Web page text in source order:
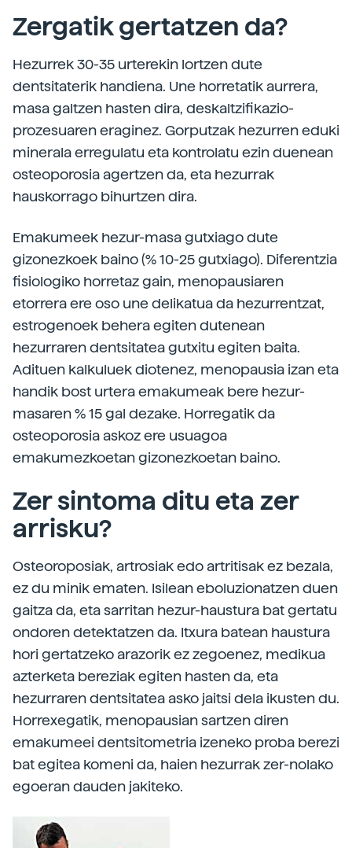
Zergatik gertatzen da?
Hezurrek 30-35 urterekin lortzen dute
dentsitaterik handiena. Une horretatik aurrera,
masa galtzen hasten dira, deskaltzifikazio-
prozesuaren eraginez. Gorputzak hezurren eduki
minerala erregulatu eta kontrolatu ezin duenean
osteoporosia agertzen da, eta hezurrak
hauskorrago bihurtzen dira.
Emakumeek hezur-masa gutxiago dute
gizonezkoek baino (% 10-25 gutxiago). Diferentzia
fisiologiko horretaz gain, menopausiaren
etorrera ere oso une delikatua da hezurrentzat,
estrogenoek behera egiten dutenean
hezurraren dentsitatea gutxitu egiten baita.
Adituen kalkuluek diotenez, menopausia izan eta
handik bost urtera emakumeak bere hezur-
masaren % 15 gal dezake. Horregatik da
osteoporosia askoz ere usuagoa
emakumezkoetan gizonezkoetan baino.
Zer sintoma ditu eta zer
arrisku?
Osteoroposiak, artrosiak edo artritisak ez bezala,
ez du minik ematen. Isilean eboluzionatzen duen
gaitza da, eta sarritan hezur-haustura bat gertatu
ondoren detektatzen da. Itxura batean haustura
hori gertatzeko arazorik ez zegoenez, medikua
azterketa bereziak egiten hasten da, eta
hezurraren dentsitatea asko jaitsi dela ikusten du.
Horrexegatik, menopausian sartzen diren
emakumeei dentsitometria izeneko proba berezi
bat egitea komeni da, haien hezurrak zer-nolako
egoeran dauden jakiteko.